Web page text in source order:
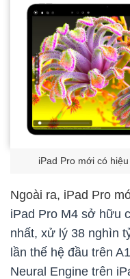
iPad Pro mới có
Ngoài ra, iPad Pro
iPad Pro M4 sở hữu
nhất, xử lý 38 nghìn
lần thế hệ đầu trên
Neural Engine trên